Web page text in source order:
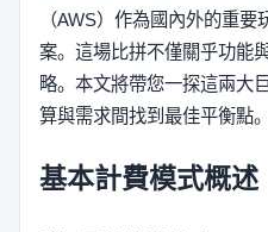
（AWS）作為國內外的重
案。這場比拼不僅關乎功能
略。本文將帶您一探這兩大
算與需求間找到最佳平衡點。
基本計費模式概述